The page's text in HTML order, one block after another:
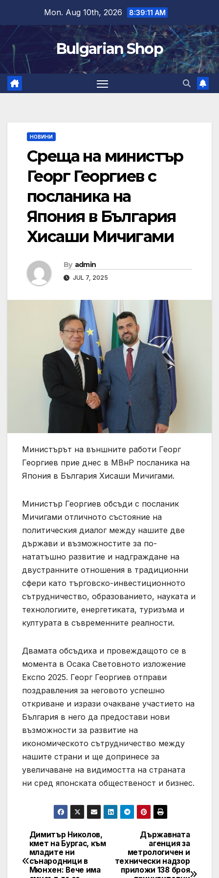
content
Mon. Aug 10th, 2026 8:39:12 AM
Bulgarian Shop
НОВИНИ
Среща на министър
Георг Георгиев с
посланика на
Япония в България
Хисаши Мичигами
By admin
JUL 7, 2025
Министърът на външните работи Георг
Георгиев прие днес в МВнР посланика на
Япония в България Хисаши Мичигами.
Министър Георгиев обсъди с посланик
Мичигами отличното състояние на
политическия диалог между нашите две
държави и възможностите за по-
нататъшно развитие и надграждане на
двустранните отношения в традиционни
сфери като търговско-инвестиционното
сътрудничество, образованието, науката и
технологиите, енергетиката, туризъма и
културата в съвременните реалности.
Двамата обсъдиха и провеждащото се в
момента в Осака Световното изложение
Експо 2025. Георг Георгиев отправи
поздравления за неговото успешно
откриване и изрази очакване участието на
България в него да предостави нови
възможности за развитие на
икономическото сътрудничество между
нашите страни и ще допринесе за
увеличаване на видимостта на страната
ни сред японската общественост и бизнес.
Post
navigation
Държавната
агенция за
метрологичен и
технически надзор
приложи 138 броя
Димитър Николов,
кмет на Бургас, към
младите ни
сънародници в
Мюнхен: Вече има